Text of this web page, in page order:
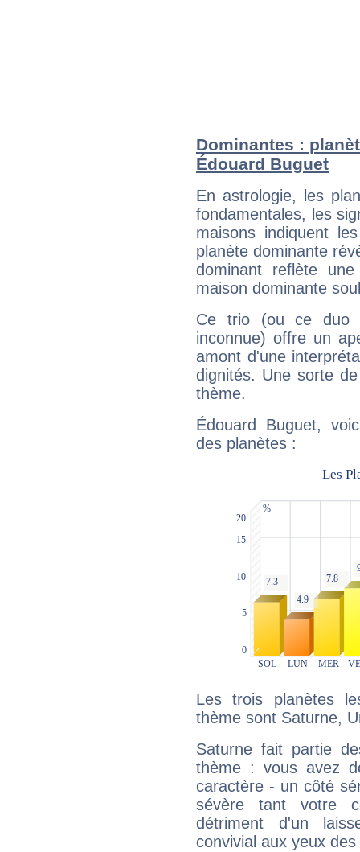
Dominantes :
Édouard Buguet
En astrologie, les
fondamentales, les
maisons indiquent
planète dominante
dominant reflète
maison dominante
Ce trio (ou ce duo
inconnue) offre un
amont d'une
dignités. Une sorte
thème.
Édouard Buguet,
des planètes :
Les trois planètes
thème sont Saturne,
Saturne fait partie
thème : vous avez
caractère - un côté
sévère tant votre
détriment d'un
convivial aux yeux